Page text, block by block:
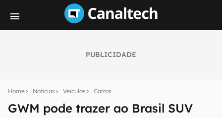
PUBLICIDADE
Home Notícias Veículos Carros
GWM pode trazer ao Brasil SUV
notícias e reviews sobre tecnologia em primeira
mão.